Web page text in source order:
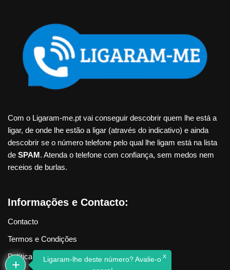
Com o Ligaram-me.pt vai conseguir descobrir quem lhe está a
ligar, de onde lhe estão a ligar (através do indicativo) e ainda
descobrir se o número telefone pelo qual lhe ligam está na lista
de SPAM. Atenda o telefone com confiança, sem medos nem
receios de burlas.
Informações e Contacto:
Contacto
Termos e Condições
Política de PrivacidadeLigaram-lhe deste número? Avalie-ox